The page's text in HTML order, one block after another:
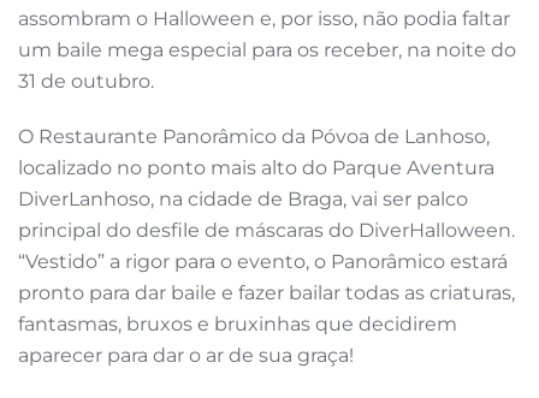
assombram o Halloween e, por isso, não podia faltar
um baile mega especial para os receber, na noite do
31 de outubro.
O Restaurante Panorâmico da Póvoa de Lanhoso,
localizado no ponto mais alto do Parque Aventura
DiverLanhoso, na cidade de Braga, vai ser palco
principal do desfile de máscaras do DiverHalloween.
“Vestido” a rigor para o evento, o Panorâmico estará
pronto para dar baile e fazer bailar todas as criaturas,
fantasmas, bruxos e bruxinhas que decidirem
aparecer para dar o ar de sua graça!